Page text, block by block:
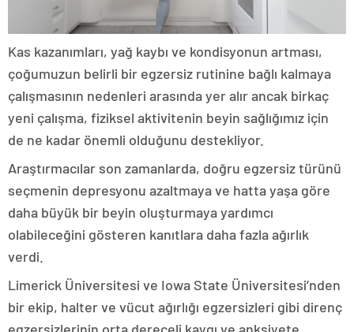
Kas kazanımları, yağ kaybı ve kondisyonun artması,
çoğumuzun belirli bir egzersiz rutinine bağlı kalmaya
çalışmasının nedenleri arasında yer alır ancak birkaç
yeni çalışma, fiziksel aktivitenin beyin sağlığımız için
de ne kadar önemli olduğunu destekliyor.
Araştırmacılar son zamanlarda, doğru egzersiz türünü
seçmenin depresyonu azaltmaya ve hatta yaşa göre
daha büyük bir beyin oluşturmaya yardımcı
olabileceğini gösteren kanıtlara daha fazla ağırlık
verdi.
Limerick Üniversitesi ve Iowa State Üniversitesi’nden
bir ekip, halter ve vücut ağırlığı egzersizleri gibi direnç